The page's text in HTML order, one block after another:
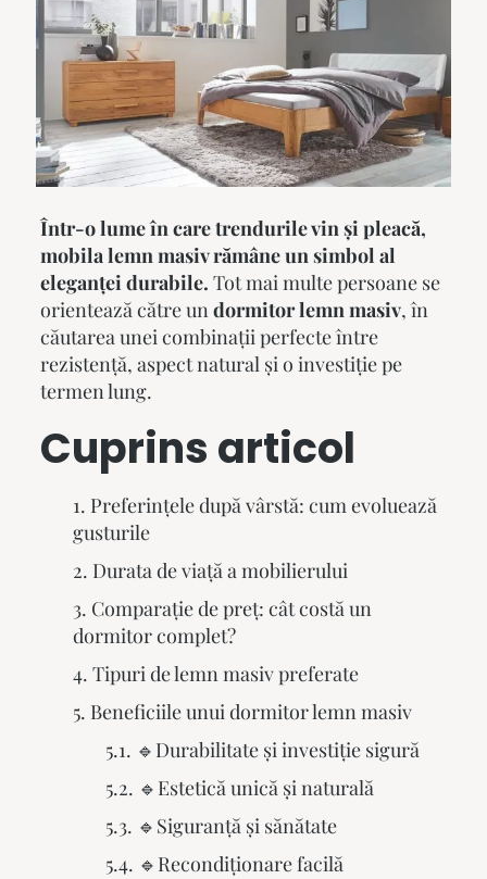
Într-o lume în care trendurile vin și pleacă,
mobila lemn masivrămâne un simbol al
eleganței durabile. Tot mai multe persoane se
orientează către undormitor lemn masiv, în
căutarea unei combinații perfecte între
rezistență, aspect natural și o investiție pe
termen lung.
Cuprins articol
Preferințele după vârstă: cum evoluează
gusturile
Durata de viață a mobilierului
Comparație de preț: cât costă un
dormitor complet?
Tipuri de lemn masiv preferate
Beneficiile unui dormitor lemn masiv
🔹Durabilitate și investiție sigură
🔹Estetică unică și naturală
🔹Siguranță și sănătate
🔹Recondiționare facilă